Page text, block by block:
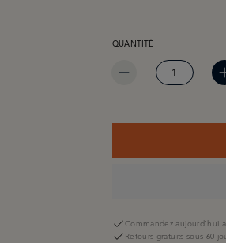
QUANTITÉ DE PRODUIT
QUANTITÉ
Commandez aujourd'hui
Retours gratuits sous 60